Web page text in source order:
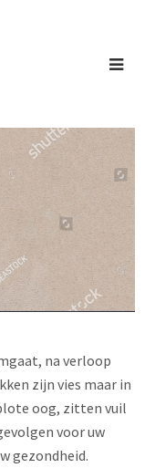
na verloop
zijn vies maar in
oog, zitten vuil
voor uw
gezondheid.